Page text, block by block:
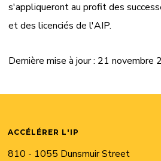
s'appliqueront au profit des
et des licenciés de l'AIP.
Dernière mise à jour : 21 novembre
ACCÉLÉRER L'IP
810 - 1055 Dunsmuir Street